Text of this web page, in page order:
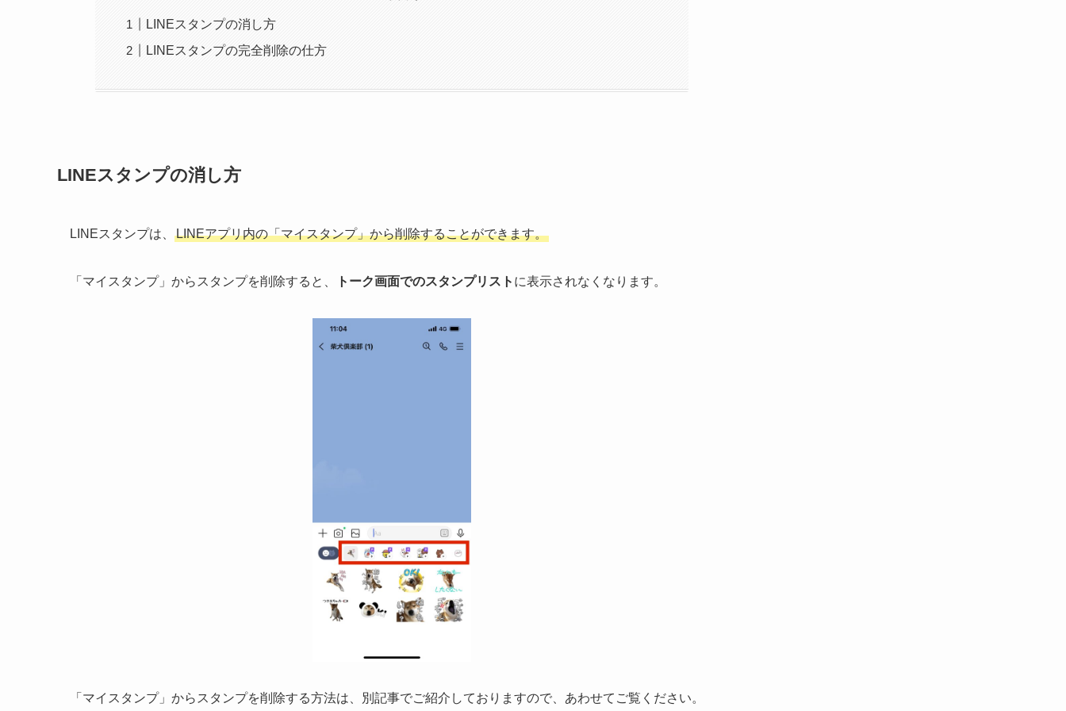
LINEスタンプの消し方
LINEスタンプの完全削除の仕方
LINEスタンプの消し方
LINEスタンプは、 LINEアプリ内の「マイスタンプ」から削除することができます。
「マイスタンプ」からスタンプを削除すると、 トーク画面でのスタンプリスト に表示されなくなります。
「マイスタンプ」からスタンプを削除する方法は、別記事でご紹介しておりますので、あわせてご覧ください。